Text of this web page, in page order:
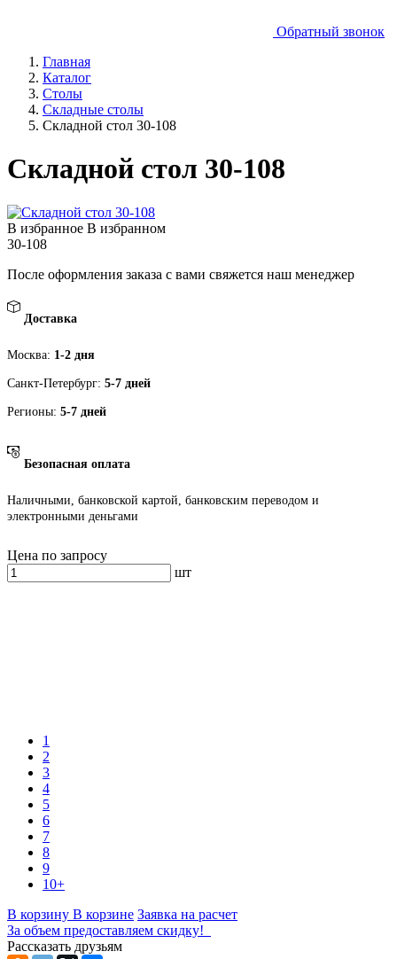
Обратный звонок
Главная
Каталог
Столы
Складные столы
Складной стол 30-108
Складной стол 30-108
В избранное В избранном
30-108
После оформления заказа с вами свяжется наш менеджер
Доставка
Москва: 1-2 дня
Санкт-Петербург: 5-7 дней
Регионы: 5-7 дней
Безопасная оплата
Наличными, банковской картой, банковским переводом и
электронными деньгами
Цена по запросу
шт
1
2
3
4
5
6
7
8
9
10+
В корзину В корзине Заявка на расчет
За объем предоставляем скидку!
Рассказать друзьям